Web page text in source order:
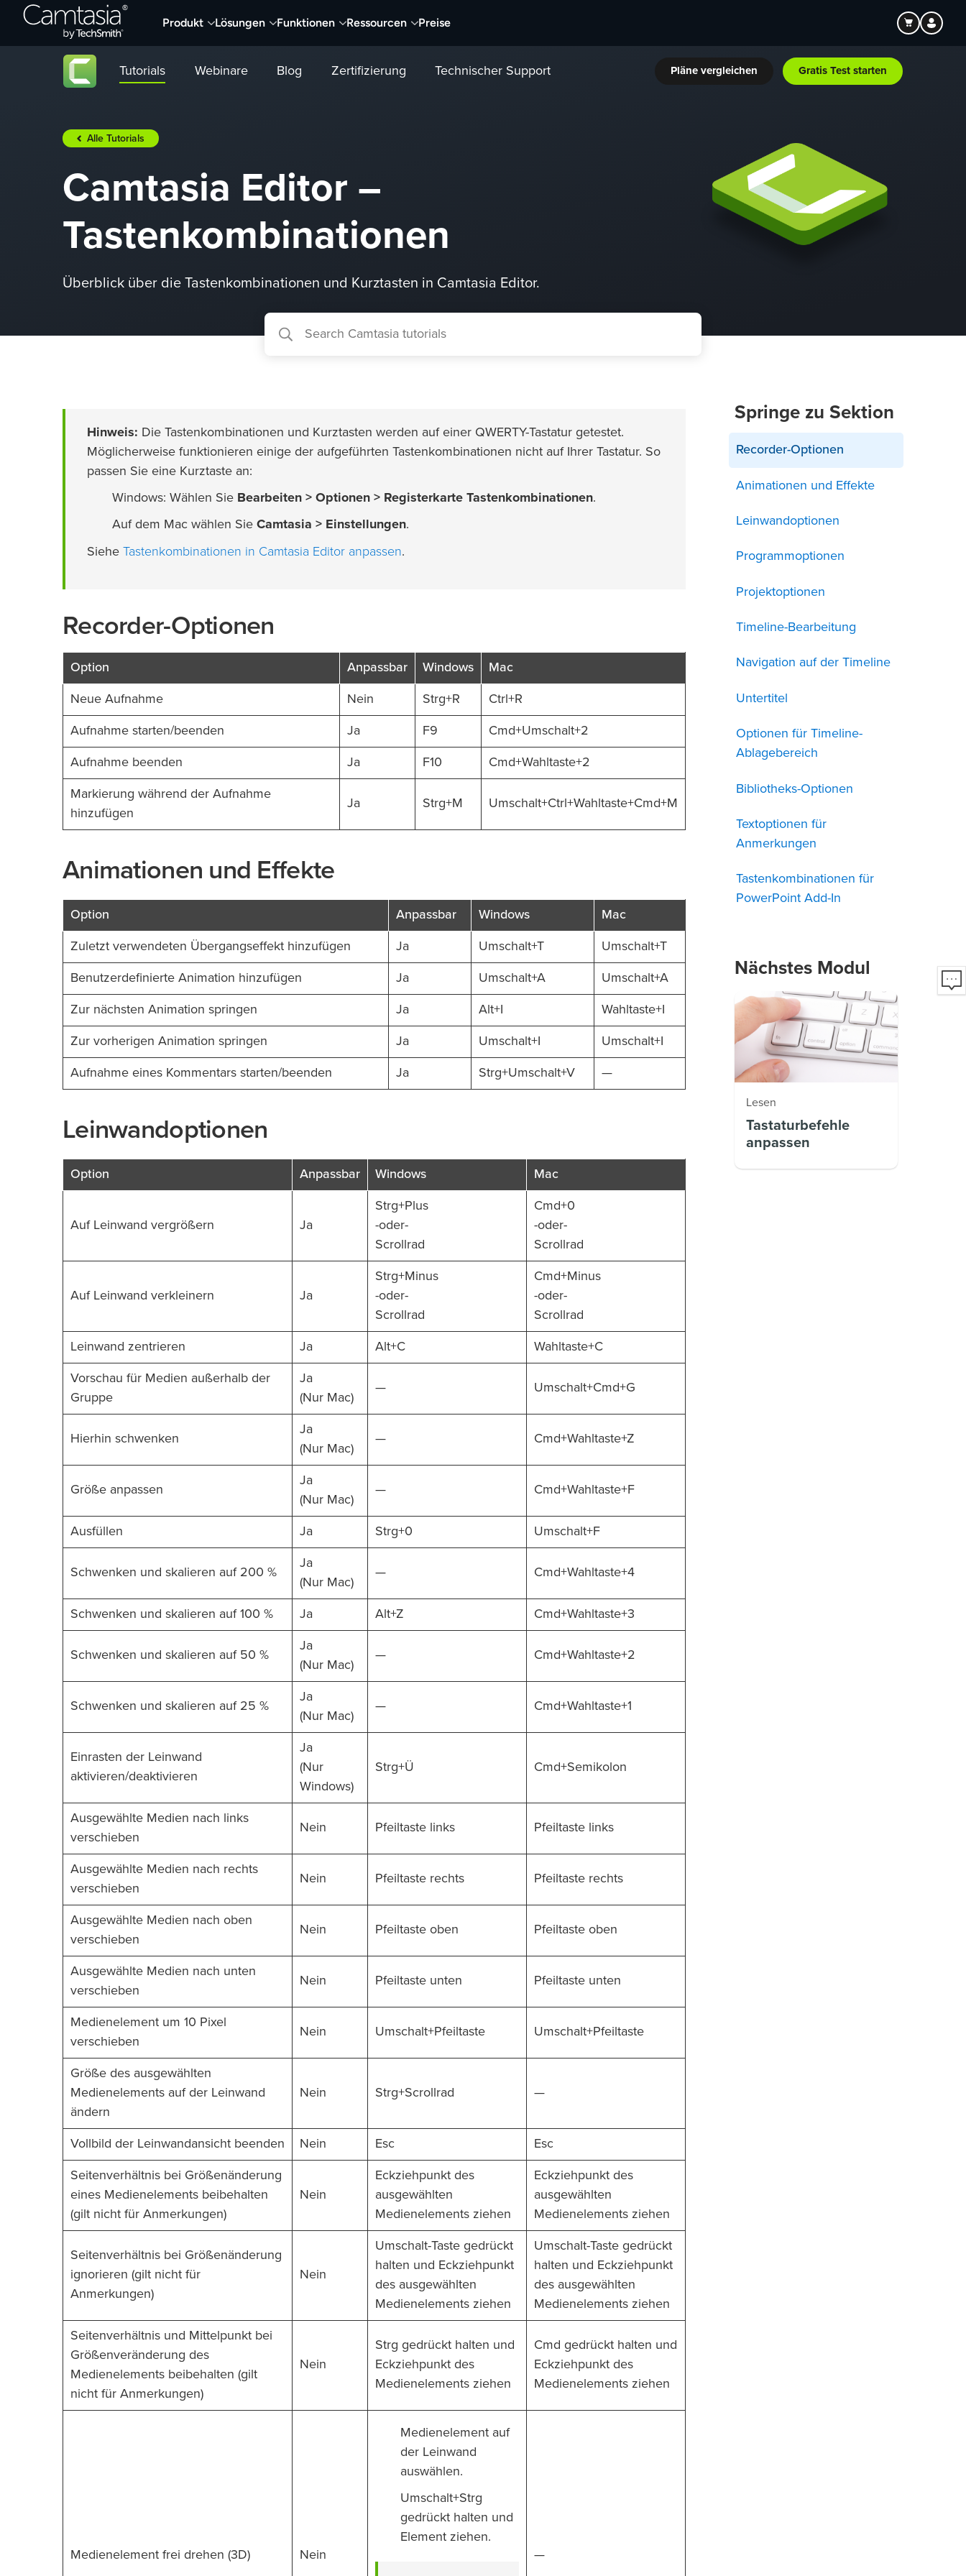
Direkt
Produkt Lösungen Funktionen Ressourcen Preise
Tutorials Webinare Blog Zertifizierung Technischer Support Pläne vergleichen Gratis Test starten
Alle Tutorials
Camtasia Editor –
Tastenkombinationen
Überblick über die Tastenkombinationen und Kurztasten in Camtasia Editor.
Hinweis: Die Tastenkombinationen und Kurztasten werden auf einer QWERTY-Tastatur getestet.
Möglicherweise funktionieren einige der aufgeführten Tastenkombinationen nicht auf Ihrer Tastatur. So
passen Sie eine Kurztaste an:
Windows: Wählen Sie Bearbeiten > Optionen > Registerkarte Tastenkombinationen.
Auf dem Mac wählen Sie Camtasia > Einstellungen.
Siehe Tastenkombinationen in Camtasia Editor anpassen.
Recorder-Optionen
Option Anpassbar Windows Mac
Neue Aufnahme Nein Strg+R Ctrl+R
Aufnahme starten/beenden Ja F9 Cmd+Umschalt+2
Aufnahme beenden Ja F10 Cmd+Wahltaste+2
Markierung während der Aufnahme
hinzufügen
Ja Strg+M Umschalt+Ctrl+Wahltaste+Cmd+M
Animationen und Effekte
Option Anpassbar Windows Mac
Zuletzt verwendeten Übergangseffekt hinzufügen Ja Umschalt+T Umschalt+T
Benutzerdefinierte Animation hinzufügen Ja Umschalt+A Umschalt+A
Zur nächsten Animation springen Ja Alt+I Wahltaste+I
Zur vorherigen Animation springen Ja Umschalt+I Umschalt+I
Aufnahme eines Kommentars starten/beenden Ja Strg+Umschalt+V —
Leinwandoptionen
Option Anpassbar Windows Mac
Auf Leinwand vergrößern Ja
Strg+Plus
-oder-
Scrollrad
Cmd+0
-oder-
Scrollrad
Auf Leinwand verkleinern Ja
Strg+Minus
-oder-
Scrollrad
Cmd+Minus
-oder-
Scrollrad
Leinwand zentrieren Ja Alt+C Wahltaste+C
Vorschau für Medien außerhalb der
Gruppe
Ja
(Nur Mac)
— Umschalt+Cmd+G
Hierhin schwenken
Ja
(Nur Mac)
— Cmd+Wahltaste+Z
Größe anpassen
Ja
(Nur Mac)
— Cmd+Wahltaste+F
Ausfüllen Ja Strg+0 Umschalt+F
Schwenken und skalieren auf 200 %
Ja
(Nur Mac)
— Cmd+Wahltaste+4
Schwenken und skalieren auf 100 % Ja Alt+Z Cmd+Wahltaste+3
Schwenken und skalieren auf 50 %
Ja
(Nur Mac)
— Cmd+Wahltaste+2
Schwenken und skalieren auf 25 %
Ja
(Nur Mac)
— Cmd+Wahltaste+1
Einrasten der Leinwand
aktivieren/deaktivieren
Ja
(Nur
Windows)
Strg+Ü Cmd+Semikolon
Ausgewählte Medien nach links
verschieben
Nein Pfeiltaste links Pfeiltaste links
Ausgewählte Medien nach rechts
verschieben
Nein Pfeiltaste rechts Pfeiltaste rechts
Ausgewählte Medien nach oben
verschieben
Nein Pfeiltaste oben Pfeiltaste oben
Ausgewählte Medien nach unten
verschieben
Nein Pfeiltaste unten Pfeiltaste unten
Medienelement um 10 Pixel
verschieben
Nein Umschalt+Pfeiltaste Umschalt+Pfeiltaste
Größe des ausgewählten
Medienelements auf der Leinwand
ändern
Nein Strg+Scrollrad —
Vollbild der Leinwandansicht beenden Nein Esc Esc
Seitenverhältnis bei Größenänderung
eines Medienelements beibehalten
(gilt nicht für Anmerkungen)
Nein
Eckziehpunkt des
ausgewählten
Medienelements ziehen
Eckziehpunkt des
ausgewählten
Medienelements ziehen
Seitenverhältnis bei Größenänderung
ignorieren (gilt nicht für
Anmerkungen)
Nein
Umschalt-Taste gedrückt
halten und Eckziehpunkt
des ausgewählten
Medienelements ziehen
Umschalt-Taste gedrückt
halten und Eckziehpunkt
des ausgewählten
Medienelements ziehen
Seitenverhältnis und Mittelpunkt bei
Größenveränderung des
Medienelements beibehalten (gilt
nicht für Anmerkungen)
Nein
Strg gedrückt halten und
Eckziehpunkt des
Medienelements ziehen
Cmd gedrückt halten und
Eckziehpunkt des
Medienelements ziehen
Medienelement frei drehen (3D) Nein
Medienelement auf
der Leinwand
auswählen.
Umschalt+Strg
gedrückt halten und
Element ziehen.
—
Springe zu Sektion
Recorder-Optionen
Animationen und Effekte
Leinwandoptionen
Programmoptionen
Projektoptionen
Timeline-Bearbeitung
Navigation auf der Timeline
Untertitel
Optionen für Timeline-
Ablagebereich
Bibliotheks-Optionen
Textoptionen für
Anmerkungen
Tastenkombinationen für
PowerPoint Add-In
Nächstes Modul
Lesen
Tastaturbefehle
anpassen